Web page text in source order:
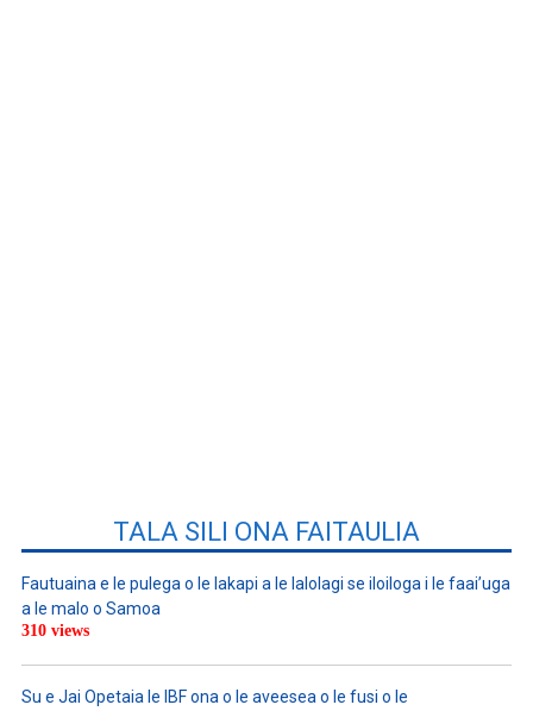
TALA SILI ONA FAITAULIA
Fautuaina e le pulega o le lakapi a le lalolagi se iloiloga i le faai’uga
a le malo o Samoa
310 views
Su e Jai Opetaia le IBF ona o le aveesea o le fusi o le